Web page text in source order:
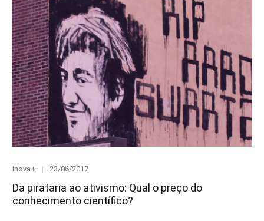
Category
Inova+
Posted
23/06/2017
Da pirataria ao ativismo: Qual o preço do
conhecimento científico?